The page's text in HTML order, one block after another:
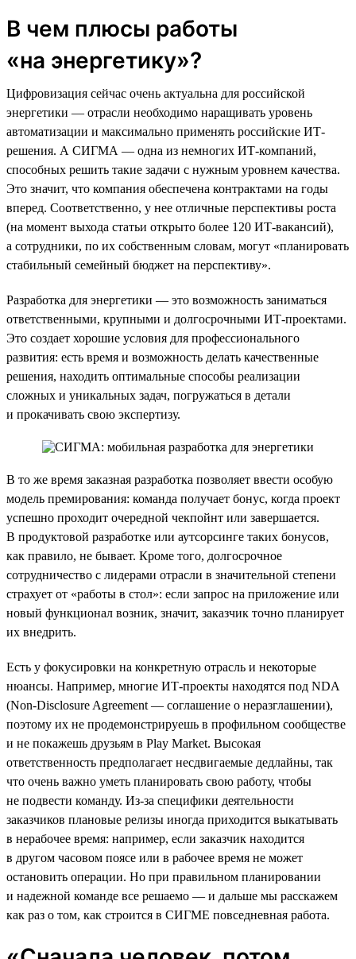
В чем плюсы работы
«на энергетику»?
Цифровизация сейчас очень актуальна для российской
энергетики — отрасли необходимо наращивать уровень
автоматизации и максимально применять российские ИТ-
решения. А СИГМА — одна из немногих ИТ-компаний,
способных решить такие задачи с нужным уровнем качества.
Это значит, что компания обеспечена контрактами на годы
вперед. Соответственно, у нее отличные перспективы роста
(на момент выхода статьи открыто более 120 ИТ-вакансий),
а сотрудники, по их собственным словам, могут «планировать
стабильный семейный бюджет на перспективу».
Разработка для энергетики — это возможность заниматься
ответственными, крупными и долгосрочными ИТ-проектами.
Это создает хорошие условия для профессионального
развития: есть время и возможность делать качественные
решения, находить оптимальные способы реализации
сложных и уникальных задач, погружаться в детали
и прокачивать свою экспертизу.
В то же время заказная разработка позволяет ввести особую
модель премирования: команда получает бонус, когда проект
успешно проходит очередной чекпойнт или завершается.
В продуктовой разработке или аутсорсинге таких бонусов,
как правило, не бывает. Кроме того, долгосрочное
сотрудничество с лидерами отрасли в значительной степени
страхует от «работы в стол»: если запрос на приложение или
новый функционал возник, значит, заказчик точно планирует
их внедрить.
Есть у фокусировки на конкретную отрасль и некоторые
нюансы. Например, многие ИТ-проекты находятся под NDA
(Non-Disclosure Agreement — соглашение о неразглашении),
поэтому их не продемонстрируешь в профильном сообществе
и не покажешь друзьям в Play Market. Высокая
ответственность предполагает несдвигаемые дедлайны, так
что очень важно уметь планировать свою работу, чтобы
не подвести команду. Из-за специфики деятельности
заказчиков плановые релизы иногда приходится выкатывать
в нерабочее время: например, если заказчик находится
в другом часовом поясе или в рабочее время не может
остановить операции. Но при правильном планировании
и надежной команде все решаемо — и дальше мы расскажем
как раз о том, как строится в СИГМЕ повседневная работа.